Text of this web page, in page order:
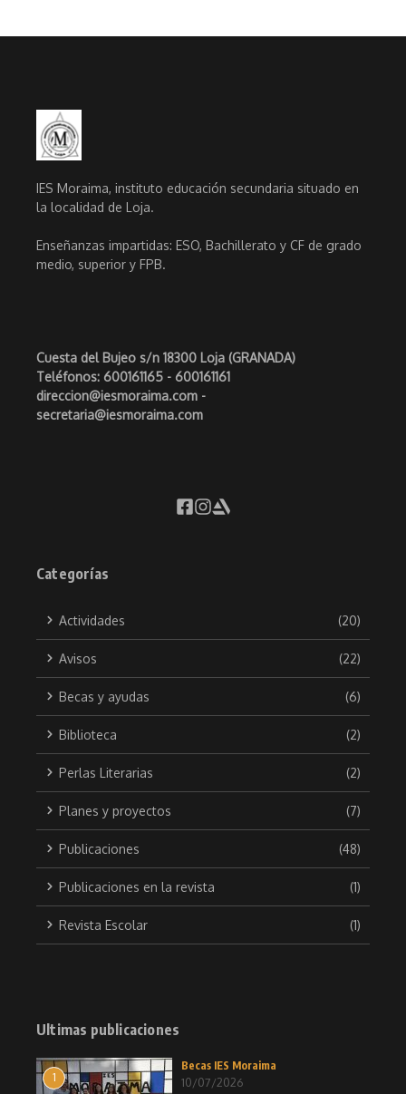
IES Moraima, instituto educación secundaria situado en
la localidad de Loja.
Enseñanzas impartidas: ESO, Bachillerato y CF de grado
medio, superior y FPB.
Cuesta del Bujeo s/n 18300 Loja (GRANADA)
Teléfonos: 600161165 - 600161161
direccion@iesmoraima.com -
secretaria@iesmoraima.com
Categorías
Actividades (20)
Avisos (22)
Becas y ayudas (6)
Biblioteca (2)
Perlas Literarias (2)
Planes y proyectos (7)
Publicaciones (48)
Publicaciones en la revista (1)
Revista Escolar (1)
Ultimas publicaciones
1
Becas IES Moraima
10/07/2026